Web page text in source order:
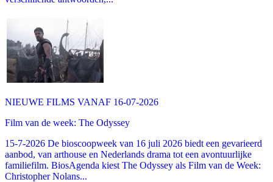
NIEUWE FILMS VANAF 16-07-2026
Film van de week: The Odyssey
15-7-2026 De bioscoopweek van 16 juli 2026 biedt een gevarieerd
aanbod, van arthouse en Nederlands drama tot een avontuurlijke
familiefilm. BiosAgenda kiest The Odyssey als Film van de Week:
Christopher Nolans...